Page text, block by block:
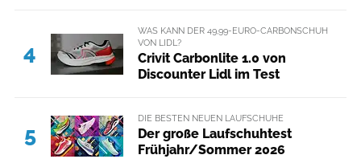
4
WAS KANN DER 49,99-EURO-CARBONSCHUH
VON LIDL?
Crivit Carbonlite 1.0 von
Discounter Lidl im Test
5
DIE BESTEN NEUEN LAUFSCHUHE
Der große Laufschuhtest
Frühjahr/Sommer 2026